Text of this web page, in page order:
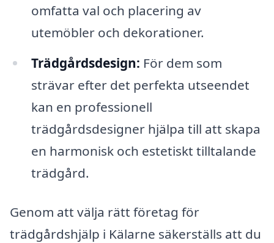
omfatta val och placering av
utemöbler och dekorationer.
Trädgårdsdesign: För dem som
strävar efter det perfekta utseendet
kan en professionell
trädgårdsdesigner hjälpa till att skapa
en harmonisk och estetiskt tilltalande
trädgård.
Genom att välja rätt företag för
trädgårdshjälp i Kälarne säkerställs att du